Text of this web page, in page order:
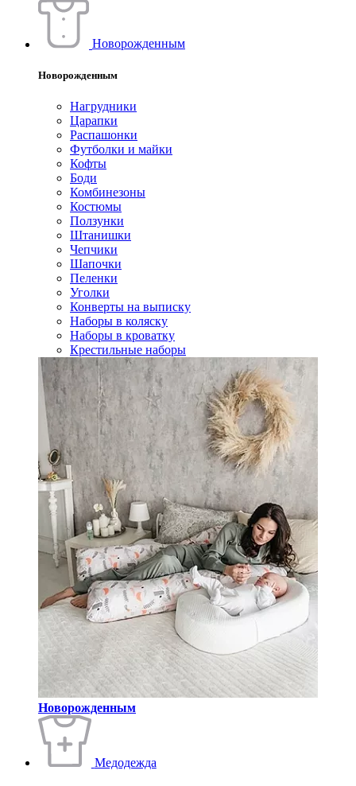
Новорожденным
Новорожденным
Нагрудники
Царапки
Распашонки
Футболки и майки
Кофты
Боди
Комбинезоны
Костюмы
Ползунки
Штанишки
Чепчики
Шапочки
Пеленки
Уголки
Конверты на выписку
Наборы в коляску
Наборы в кроватку
Крестильные наборы
Новорожденным
Медодежда